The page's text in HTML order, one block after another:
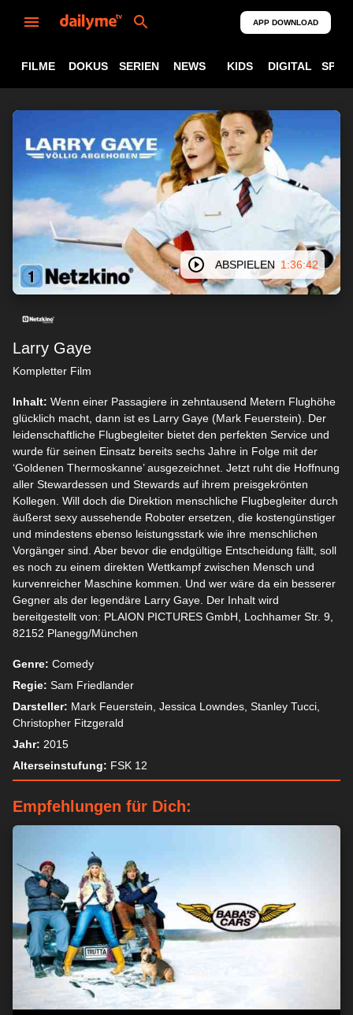
APP DOWNLOAD
FILME DOKUS SERIEN NEWS KIDS DIGITAL
ABSPIELEN 1:36:42
Larry Gaye
Kompletter Film
Inhalt: Wenn einer Passagiere in zehntausend Metern Flughöhe
glücklich macht, dann ist es Larry Gaye (Mark Feuerstein). Der
leidenschaftliche Flugbegleiter bietet den perfekten Service und
wurde für seinen Einsatz bereits sechs Jahre in Folge mit der
‘Goldenen Thermoskanne’ ausgezeichnet. Jetzt ruht die Hoffnung
aller Stewardessen und Stewards auf ihrem preisgekrönten
Kollegen. Will doch die Direktion menschliche Flugbegleiter durch
äußerst sexy aussehende Roboter ersetzen, die kostengünstiger
und mindestens ebenso leistungsstark wie ihre menschlichen
Vorgänger sind. Aber bevor die endgültige Entscheidung fällt, soll
es noch zu einem direkten Wettkampf zwischen Mensch und
kurvenreicher Maschine kommen. Und wer wäre da ein besserer
Gegner als der legendäre Larry Gaye. Der Inhalt wird
bereitgestellt von: PLAION PICTURES GmbH, Lochhamer Str. 9,
82152 Planegg/München
Genre: Comedy
Regie: Sam Friedlander
Darsteller: Mark Feuerstein, Jessica Lowndes, Stanley Tucci,
Christopher Fitzgerald
Jahr: 2015
Alterseinstufung: FSK 12
Empfehlungen für Dich: